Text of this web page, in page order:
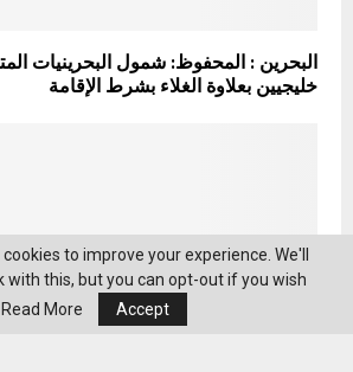
البحرين : المحفوظ: شمول البحرينيات
خليجيين بعلاوة الغلاء بشرط الإقامة
to improve your experience. We'll
with this, but you can opt-out if you wish.
Accept
Read More